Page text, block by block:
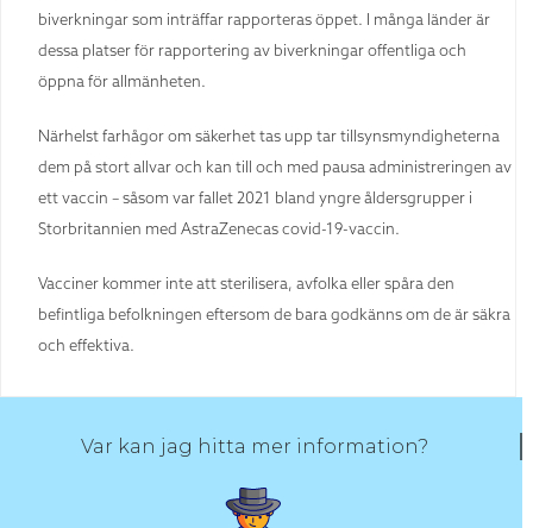
biverkningar som inträffar rapporteras öppet. I många länder är
dessa platser för rapportering av biverkningar offentliga och
öppna för allmänheten.
Närhelst farhågor om säkerhet tas upp tar tillsynsmyndigheterna
dem på stort allvar och kan till och med pausa administreringen av
ett vaccin – såsom var fallet 2021 bland yngre åldersgrupper i
Storbritannien med AstraZenecas covid-19-vaccin.
Vacciner kommer inte att sterilisera, avfolka eller spåra den
befintliga befolkningen eftersom de bara godkänns om de är säkra
och effektiva.
Var kan jag hitta mer information?